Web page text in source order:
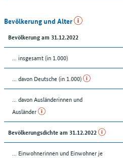
Bevölkerung und Alter
Bevölkerung am 31.12.2022
... insgesamt (in 1.000)
... davon Deutsche (in 1.000)
... davon Ausländerinnen und
Ausländer
Bevölkerungsdichte am 31.12.2022
… Einwohnerinnen und Einwohner je